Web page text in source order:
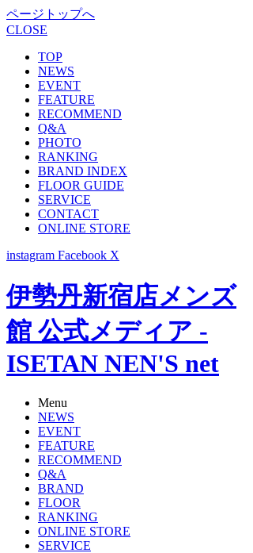
ページトップへ
CLOSE
TOP
NEWS
EVENT
FEATURE
RECOMMEND
Q&A
PHOTO
RANKING
BRAND INDEX
FLOOR GUIDE
SERVICE
CONTACT
ONLINE STORE
instagram Facebook X
伊勢丹新宿店メンズ
館 公式メディア -
ISETAN NEN'S net
Menu
NEWS
EVENT
FEATURE
RECOMMEND
Q&A
BRAND
FLOOR
RANKING
ONLINE STORE
SERVICE